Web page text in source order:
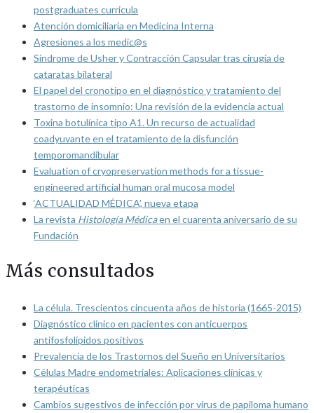
postgraduates curricula
Atención domiciliaria en Medicina Interna
Agresiones a los medic@s
Síndrome de Usher y Contracción Capsular tras cirugía de
cataratas bilateral
El papel del cronotipo en el diagnóstico y tratamiento del
trastorno de insomnio: Una revisión de la evidencia actual
Toxina botulínica tipo A1. Un recurso de actualidad
coadyuvante en el tratamiento de la disfunción
temporomandibular
Evaluation of cryopreservation methods for a tissue-
engineered artificial human oral mucosa model
‘ACTUALIDAD MÉDICA’, nueva etapa
La revista Histología Médicaen el cuarenta aniversario de su
Fundación
Más consultados
La célula. Trescientos cincuenta años de historia (1665-2015)
Diagnóstico clínico en pacientes con anticuerpos
antifosfolípidos positivos
Prevalencia de los Trastornos del Sueño en Universitarios
Células Madre endometriales: Aplicaciones clínicas y
terapéuticas
Cambios sugestivos de infección por virus de papiloma humano